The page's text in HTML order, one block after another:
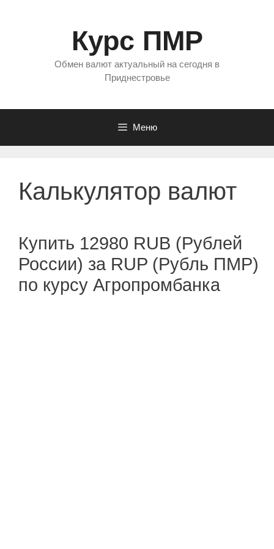
Курс ПМР
Обмен валют актуальный на сегодня в
Приднестровье
Меню
Калькулятор валют
Купить 12980 RUB (Рублей
России) за RUP (Рубль ПМР)
по курсу Агропромбанка